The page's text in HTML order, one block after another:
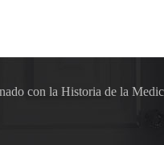
con la Historia de la